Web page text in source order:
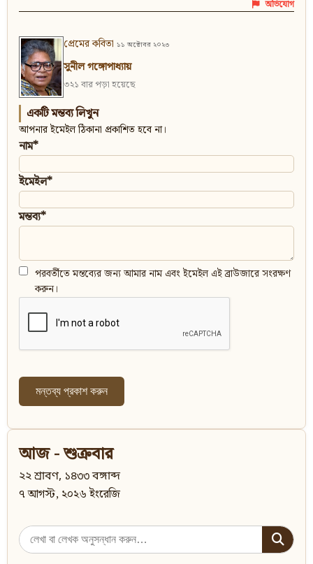
অভিযোগ
প্রেমের কবিতা ১১ অক্টোবর ২০২৩
সুনীল গঙ্গোপাধ্যায়
৩২১ বার পড়া হয়েছে
একটি মন্তব্য লিখুন
আপনার ইমেইল ঠিকানা প্রকাশিত হবে না।
নাম*
ইমেইল*
মন্তব্য*
পরবর্তীতে মন্তব্যের জন্য আমার নাম এবং ইমেইল এই ব্রাউজারে সংরক্ষণ
করুন।
আজ - শুক্রবার
২২ শ্রাবণ, ১৪৩৩ বঙ্গাব্দ
৭ আগস্ট, ২০২৬ ইংরেজি
Search
for: